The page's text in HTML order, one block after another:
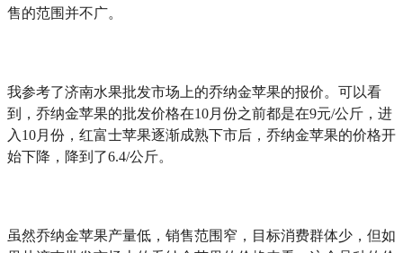
售的范围并不广。
我参考了济南水果批发市场上的乔纳金苹果的报价。可以看
到，乔纳金苹果的批发价格在10月份之前都是在9元/公斤，进
入10月份，红富士苹果逐渐成熟下市后，乔纳金苹果的价格开
始下降，降到了6.4/公斤。
虽然乔纳金苹果产量低，销售范围窄，目标消费群体少，但如